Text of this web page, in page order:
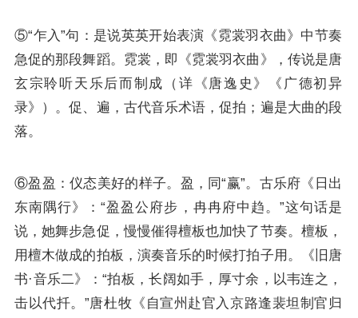
⑤“乍入”句：是说英英开始表演《霓裳羽衣曲》中节奏
急促的那段舞蹈。霓裳，即《霓裳羽衣曲》，传说是唐
玄宗聆听天乐后而制成（详《唐逸史》《广德初异
录》）。促、遍，古代音乐术语，促拍；遍是大曲的段
落。
⑥盈盈：仪态美好的样子。盈，同“赢”。古乐府《日出
东南隅行》：“盈盈公府步，冉冉府中趋。”这句话是
说，她舞步急促，慢慢催得檀板也加快了节奏。檀板，
用檀木做成的拍板，演奏音乐的时候打拍子用。《旧唐
书·音乐二》：“拍板，长阔如手，厚寸余，以韦连之，
击以代扦。”唐杜牧《自宣州赴官入京路逢裴坦制官归